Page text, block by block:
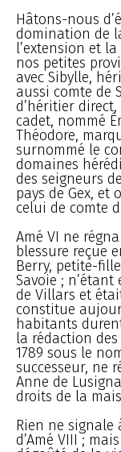
Hâtons-nous
domination de
l’extension et
nos petites
avec Sibylle,
aussi comte de
d’héritier
cadet, nommé
Théodore,
surnommé le
domaines
des seigneurs
pays de Gex, et
celui de comte
Amé VI ne
blessure reçue
Berry, petite-
Savoie ;
de Villars et
constitue
habitants
la rédaction
1789 sous le
successeur, ne
Anne de
droits de la
Rien ne signale
d’Amé VIII ;